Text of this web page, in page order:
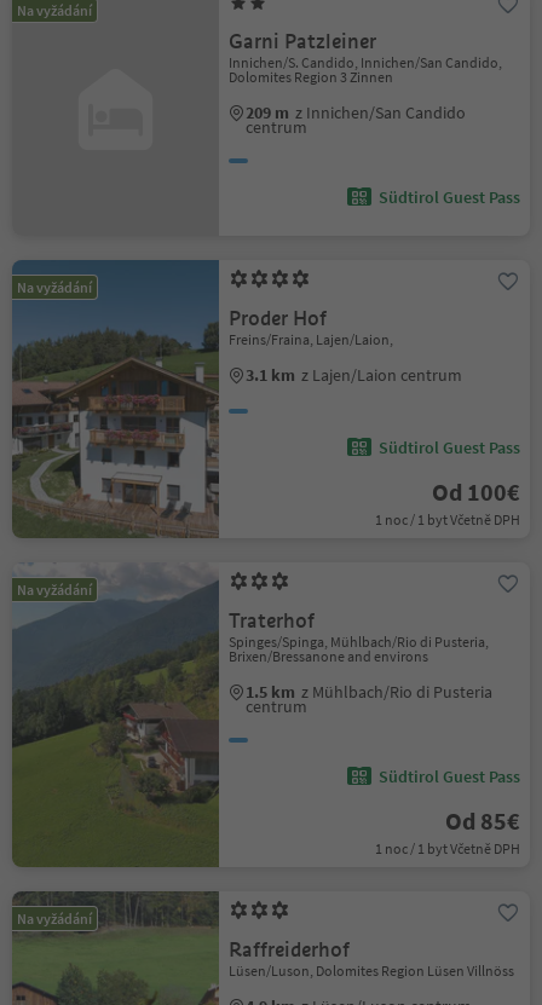
Na vyžádání
Garni Patzleiner
Innichen/S. Candido, Innichen/San Candido,
Dolomites Region 3 Zinnen
209 m z Innichen/San Candido
centrum
Südtirol Guest Pass
Na vyžádání
Proder Hof
Freins/Fraina, Lajen/Laion,
3.1 km z Lajen/Laion centrum
Südtirol Guest Pass
Od 100€
1 noc / 1 byt Včetně DPH
Na vyžádání
Traterhof
Spinges/Spinga, Mühlbach/Rio di Pusteria,
Brixen/Bressanone and environs
1.5 km z Mühlbach/Rio di Pusteria
centrum
Südtirol Guest Pass
Od 85€
1 noc / 1 byt Včetně DPH
Na vyžádání
Raffreiderhof
Lüsen/Luson, Dolomites Region Lüsen Villnöss